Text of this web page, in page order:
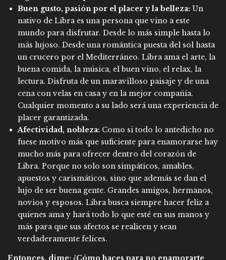
Buen gusto, pasión por el placer y la belleza: Un
nativo de Libra es una persona que vino a este
mundo para disfrutar. Desde lo más simple hasta lo
más lujoso. Desde una romántica puesta del sol hasta
un crucero por el Mediterráneo. Libra ama el arte, la
buena comida, la música, el buen vino, el relax, la
lectura. Disfruta de un maravilloso paisaje y de una
cena con velas en casa y en la mejor compañía.
Cualquier momento a su lado será una experiencia de
placer garantizada.
Afectividad, nobleza: Como si todo lo antedicho no
fuese motivo más que suficiente para enamorarse hay
mucho más para ofrecer dentro del corazón de
Libra. Porque no solo son simpáticos, amables,
apuestos y carismáticos, sino que además se dan el
lujo de ser buena gente. Grandes amigos, hermanos,
novios y esposos. Libra busca siempre hacer feliz a
quienes ama y hará todo lo que esté en sus manos y
más para que sus afectos se realicen y sean
verdaderamente felices.